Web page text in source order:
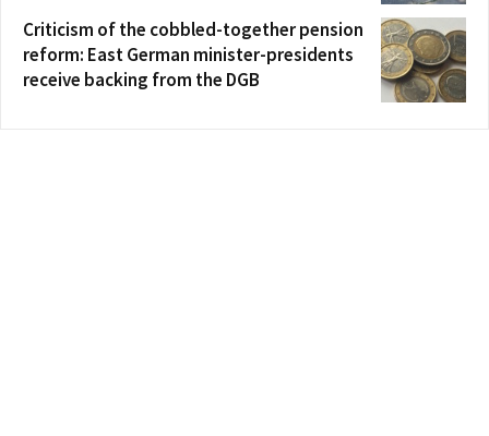
Criticism of the cobbled-together pension
reform: East German minister-presidents
receive backing from the DGB